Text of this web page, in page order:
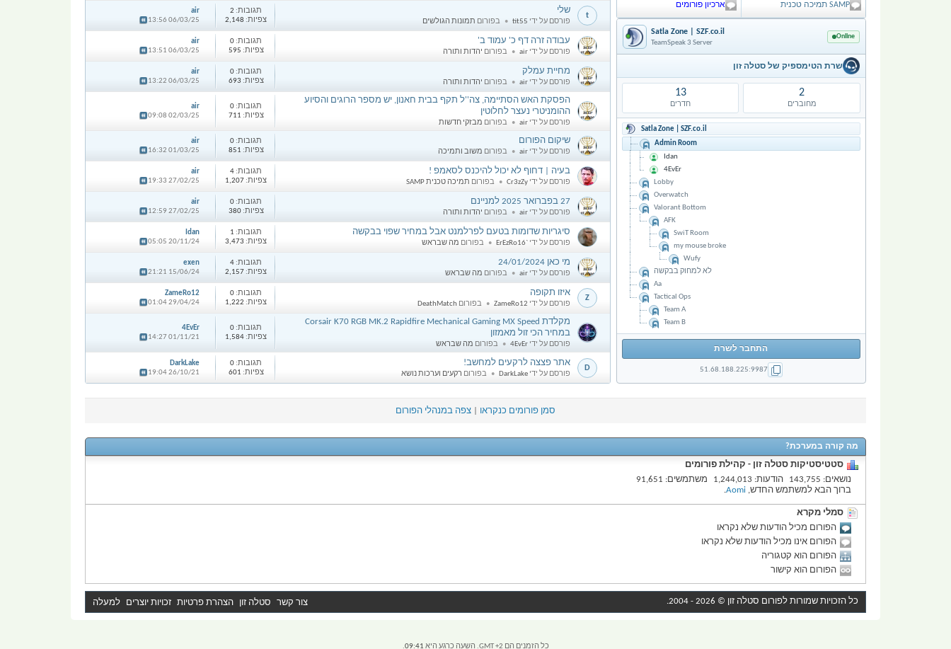
t
שלי
פורסם על ידי tit55 בפורום תמונות הגולשים
תגובות: 2
צפיות: 2,148
air
06/03/25 13:56
a
עבודה זרה דף כ' עמוד ב'
פורסם על ידיair בפורום יהדות ותורה
תגובות: 0
צפיות: 595
air
06/03/25 13:51
a
מחיית עמלק
פורסם על ידיair בפורום יהדות ותורה
תגובות: 0
צפיות: 693
air
06/03/25 13:22
a
הפסקת האש הסתיימה, צה''ל תקף בבית חאנון, יש מספר הרוגים והסיוע
ההומניטרי נעצר לחלוטין
פורסם על ידיair בפורום מבזקי חדשות
תגובות: 0
צפיות: 711
air
02/03/25 09:08
a
שיקום הפורום
פורסם על ידיair בפורום משוב ותמיכה
תגובות: 0
צפיות: 851
air
01/03/25 16:32
C
בעיה | דחוף לא יכול להיכנס לסאמפ !
פורסם על ידיCr3zZy בפורום SAMP תמיכה טכנית
תגובות: 4
צפיות: 1,207
air
27/02/25 19:33
a
27 בפברואר 2025 למניינם
פורסם על ידיair בפורום יהדות ותורה
תגובות: 0
צפיות:380
air
27/02/25 12:59
E
סיגריות שדומות בטעם לפרלמנט אבל במחיר שפוי בבקשה
פורסם על ידיErEzRo16` בפורום מה שבראש
תגובות: 1
צפיות: 3,473
Idan
20/11/24 05:05
a
מי כאן 24/01/2024
פורסם על ידיair בפורום מה שבראש
תגובות: 4
צפיות: 2,157
exen
15/06/24 21:21
Z
איזו תקופה
פורסם על ידי ZameRo12 בפורוםDeathMatch
תגובות: 0
צפיות: 1,222
ZameRo12
29/04/24 01:04
4
מקלדת Corsair K70 RGB MK.2 Rapidfire Mechanical Gaming MX Speed
במחיר הכי זול מאמזון
פורסם על ידי4EvEr בפורום מה שבראש
תגובות: 0
צפיות: 1,584
4EvEr
01/11/21 14:27
D
אתר פצצה לרקעים למחשב!
פורסם על ידיDarkLake בפורום רקעים וערכות נושא
תגובות: 0
צפיות: 601
DarkLake
26/10/21 19:04
SAMP תמיכה טכנית
ארכיון פורומים
Satla Zone | SZF.co.il
TeamSpeak 3 Server
Online
שרת הטימספיק של סטלה זון
2
מחוברים
13
חדרים
Satla Zone | SZF.co.il
Admin Room
Idan
4EvEr
Lobby
Overwatch
Valorant Bottom
AFK
SwiT Room
my mouse broke
Wufy
לא למחוק בבקשה
Aa
Tactical Ops
Team A
Team B
התחבר לשרת
51.68.188.225:9987
סמן פורומים כנקראו צפה במנהלי הפורום
מה קורה במערכת?
סטטיסטיקות סטלה זון - קהילת פורומים
נושאים
143,755 הודעות 1,244,013 משתמשים
91,651
ברוך הבא למשתמש החדש, Aomi
.
סמלי מקרא
הפורום מכיל הודעות שלא נקראו
הפורום אינו מכיל הודעות שלא נקראו
הפורום הוא קטגוריה
הפורום הוא קישור
כל הזכויות שמורות לפורום סטלה זון © 2026 - 2004. צור קשר סטלה זון הצהרת פרטיות זכויות יוצרים למעלה
כל הזמנים הם GMT +2. השעה כרגע היא 09:41
.